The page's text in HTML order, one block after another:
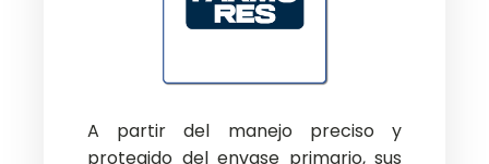
A partir del manejo preciso y
protegido del envase primario, sus